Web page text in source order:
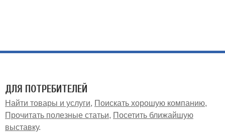
ДЛЯ ПОТРЕБИТЕЛЕЙ
Найти товары и услуги
Поискать хорошую компанию
Прочитать полезные статьи
Посетить ближайшую
выставку